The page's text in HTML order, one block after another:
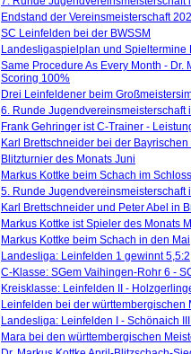
Endstand der Vereinsmeisterschaft
SC Leinfelden bei der BWSSM
Landesligaspielplan und
Same Procedure As Every Month - Dr.
Scoring 100%
Drei Leinfeldener beim
6. Runde Jugendvereinsmeisterschaft
Frank Gehringer ist C-Trainer -
Karl Brettschneider bei der
Blitzturnier des Monats Juni
Markus Kottke beim Schach im
5. Runde Jugendvereinsmeisterschaft
Karl Brettschneider und Peter Abel in
Markus Kottke ist Spieler des Monats
Markus Kottke beim Schach in den Mai
Landesliga: Leinfelden 1 gewinnt
C-Klasse: SGem Vaihingen-Rohr 6 -
Kreisklasse: Leinfelden II -
Leinfelden bei der
Landesliga: Leinfelden I - Schönaich
Mara bei den württembergischen